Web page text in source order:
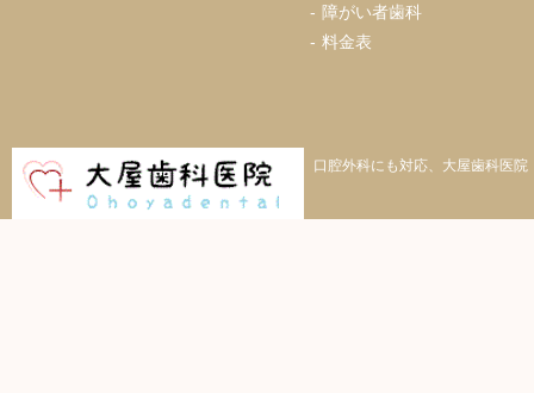
障がい者歯科
料金表
口腔外科にも対応、大屋歯科医